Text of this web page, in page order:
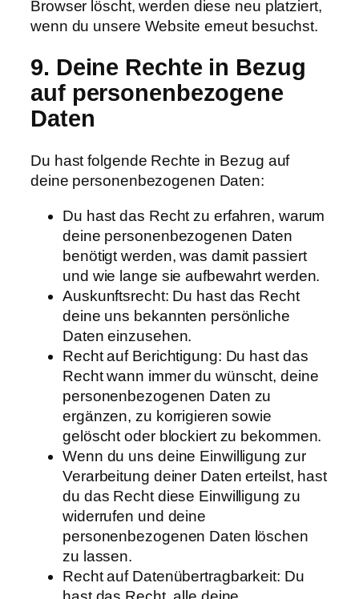
Browser löscht, werden diese neu platziert,
wenn du unsere Website erneut besuchst.
9. Deine Rechte in Bezug
auf personenbezogene
Daten
Du hast folgende Rechte in Bezug auf
deine personenbezogenen Daten:
Du hast das Recht zu erfahren, warum
deine personenbezogenen Daten
benötigt werden, was damit passiert
und wie lange sie aufbewahrt werden.
Auskunftsrecht: Du hast das Recht
deine uns bekannten persönliche
Daten einzusehen.
Recht auf Berichtigung: Du hast das
Recht wann immer du wünscht, deine
personenbezogenen Daten zu
ergänzen, zu korrigieren sowie
gelöscht oder blockiert zu bekommen.
Wenn du uns deine Einwilligung zur
Verarbeitung deiner Daten erteilst, hast
du das Recht diese Einwilligung zu
widerrufen und deine
personenbezogenen Daten löschen
zu lassen.
Recht auf Datenübertragbarkeit: Du